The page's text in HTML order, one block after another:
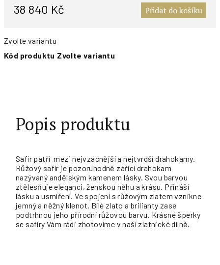
38 840 Kč Přidat do košíku
Zvolte variantu
Kód produktu Zvolte variantu
Popis produktu
Safír patří mezi nejvzácnější a nejtvrdší drahokamy.
Růžový safír je pozoruhodně zářící drahokam
nazývaný andělským kamenem lásky. Svou barvou
ztělesňuje eleganci, ženskou něhu a krásu. Přináší
lásku a usmíření. Ve spojení s růžovým zlatem vznikne
jemný a něžný klenot. Bílé zlato a brilianty zase
podtrhnou jeho přírodní růžovou barvu. Krásné šperky
se safíry Vám rádi zhotovíme v naší zlatnické dílně.